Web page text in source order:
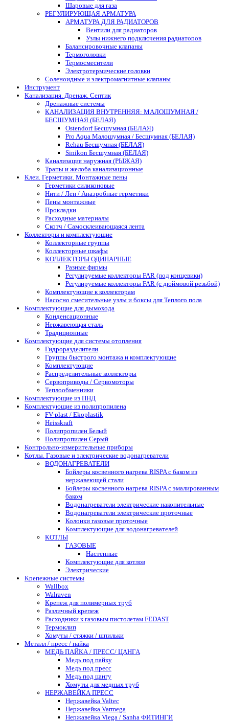
Шаровые для газа
РЕГУЛИРУЮЩАЯ АРМАТУРА
АРМАТУРА ДЛЯ РАДИАТОРОВ
Вентили для радиаторов
Узлы нижнего подключения радиаторов
Балансировочные клапаны
Термоголовки
Термосмесители
Электротермические головки
Соленоидные и электромагнитные клапаны
Инструмент
Канализация. Дренаж. Септик
Дренажные системы
КАНАЛИЗАЦИЯ ВНУТРЕННЯЯ: МАЛОШУМНАЯ /
БЕСШУМНАЯ (БЕЛАЯ)
Ostendorf Бесшумная (БЕЛАЯ)
Pro Aqua Малошумная / Бесшумная (БЕЛАЯ)
Rehau Бесшумная (БЕЛАЯ)
Sinikon Бесшумная (БЕЛАЯ)
Канализация наружная (РЫЖАЯ)
Трапы и желоба канализационные
Клеи. Герметики. Монтажные пены
Герметики силиконовые
Нити / Лен / Анаэробные герметики
Пены монтажные
Прокладки
Расходные материалы
Скотч / Самосклеивающаяся лента
Коллекторы и комплектующие
Коллекторные группы
Коллекторные шкафы
КОЛЛЕКТОРЫ ОДИНАРНЫЕ
Разные фирмы
Регулируемые коллекторы FAR (под концевики)
Регулируемые коллекторы FAR (с дюймовой резьбой)
Комплектующие к коллекторам
Насосно смесительные узлы и боксы для Теплого пола
Комплектующие для дымохода
Конденсационные
Нержавеющая сталь
Традиционные
Комплектующие для системы отопления
Гидроразделители
Группы быстрого монтажа и комплектующие
Комплектующие
Распределительные коллекторы
Сервоприводы / Сервомоторы
Теплообменники
Комплектующие из ПНД
Комплектующие из полипропилена
FV-plast / Ekoplastik
Heisskraft
Полипропилен Белый
Полипропилен Серый
Контрольно-измерительные приборы
Котлы. Газовые и электрические водонагреватели
ВОДОНАГРЕВАТЕЛИ
Бойлеры косвенного нагрева RISPA с баком из
нержавеющей стали
Бойлеры косвенного нагрева RISPA с эмалированным
баком
Водонагреватели электрические накопительные
Водонагреватели электрические проточные
Колонки газовые проточные
Комплектующие для водонагревателей
КОТЛЫ
ГАЗОВЫЕ
Настенные
Комплектующие для котлов
Электрические
Крепежные системы
Wallbox
Walraven
Крепеж для полимерных труб
Различный крепеж
Расходники к газовым пистолетам FEDAST
Термоклип
Хомуты / стяжки / шпильки
Металл / пресс / пайка
МЕДЬ ПАЙКА / ПРЕСС/ ЦАНГА
Медь под пайку
Медь под пресс
Медь под цангу
Хомуты для медных труб
НЕРЖАВЕЙКА ПРЕСС
Нержавейка Valtec
Нержавейка Varmega
Нержавейка Viega / Sanha ФИТИНГИ